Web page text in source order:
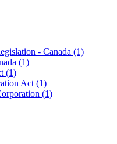
- Canada (1)
(1)
(1)
Act (1)
(1)